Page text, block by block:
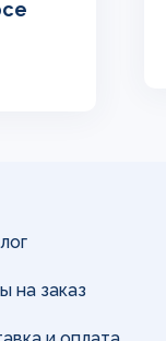
на заказ